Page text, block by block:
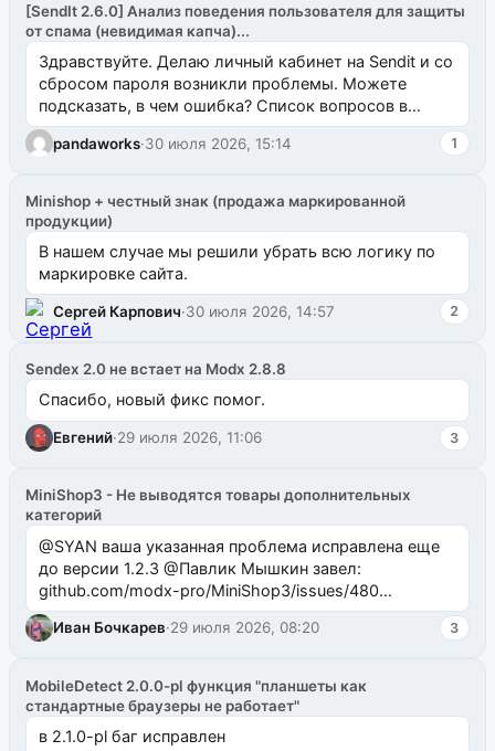
[SendIt 2.6.0] Анализ поведения пользователя для защиты
от спама (невидимая капча)...
Здравствуйте. Делаю личный кабинет на Sendit и со
сбросом пароля возникли проблемы. Можете
подсказать, в чем ошибка? Список вопросов в
одноименном разделе на modx.pro пока пуст, и,...
pandaworks·30 июля 2026, 15:14 1
Minishop + честный знак (продажа маркированной
продукции)
В нашем случае мы решили убрать всю логику по
маркировке сайта.
Сергей Карпович·30 июля 2026, 14:57 2
Sendex 2.0 не встает на Modx 2.8.8
Спасибо, новый фикс помог.
Евгений·29 июля 2026, 11:06 3
MiniShop3 - Не выводятся товары дополнительных
категорий
@SYAN ваша указанная проблема исправлена еще
до версии 1.2.3 @Павлик Мышкин завел:
github.com/modx-pro/MiniShop3/issues/480
github.com/modx-pro/MiniShop3/issues/481Исправим
в б...
Иван Бочкарев·29 июля 2026, 08:20 3
MobileDetect 2.0.0-pl функция "планшеты как
стандартные браузеры не работает"
в 2.1.0-pl баг исправлен